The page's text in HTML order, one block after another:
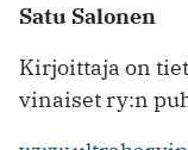
Sa­tu Sa­lonen
Kirjoit­taja on
vi­naiset ry:n